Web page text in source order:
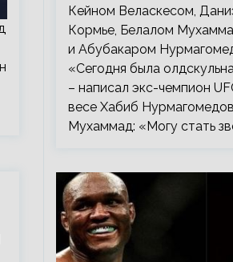
Кейном Веласкесом,
Кормье, Белалом
и Абубакаром
«Сегодня была
– написал экс-чемпион
весе Хабиб
Мухаммад: «Могу стать